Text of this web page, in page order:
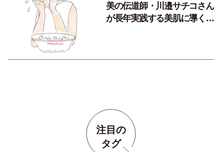
美の伝道師・川邉サチコさん
が長年実践する美肌に導く洗
注目の
タグ